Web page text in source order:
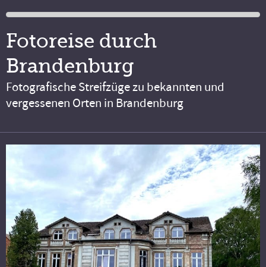
Fotoreise durch
Brandenburg
Fotografische Streifzüge zu bekannten und
vergessenen Orten in Brandenburg